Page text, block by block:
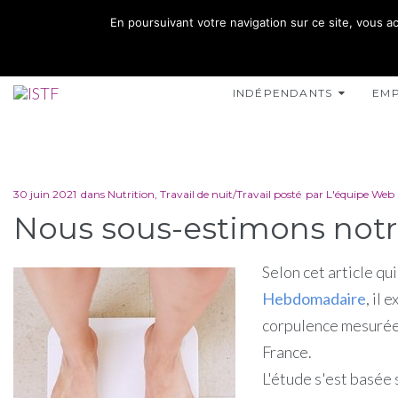
02 35 10 10 32 15 RUE DE L'INONDATION 76400 FÉCAMP
INDÉPENDANTS
30 juin 2021 dans Nutrition, Travail de nuit/Travail posté par L'équipe Web
Nous sous-estimons
Selon cet article
Hebdomadaire, il
corpulence
France.
L'étude s'est basée
En poursuivant votre navigation sur ce site, vous